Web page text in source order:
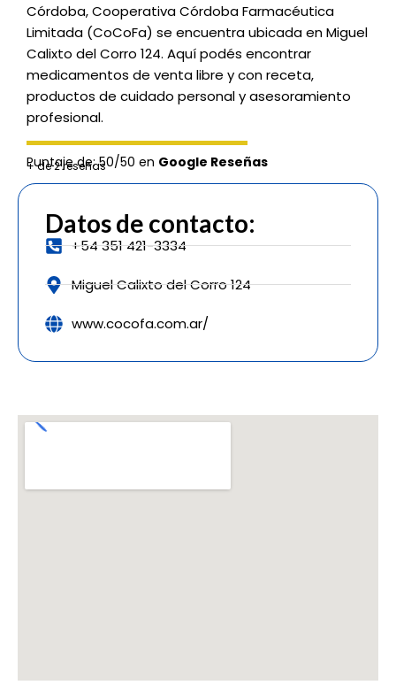
Córdoba, Cooperativa Córdoba Farmacéutica
Limitada (CoCoFa) se encuentra ubicada en Miguel
Calixto del Corro 124. Aquí podés encontrar
medicamentos de venta libre y con receta,
productos de cuidado personal y asesoramiento
profesional.
Puntaje de: 50/50 en Google Reseñas
+ de 2 reseñas
Datos de contacto:
+54 351 421-3334
Miguel Calixto del Corro 124
www.cocofa.com.ar/